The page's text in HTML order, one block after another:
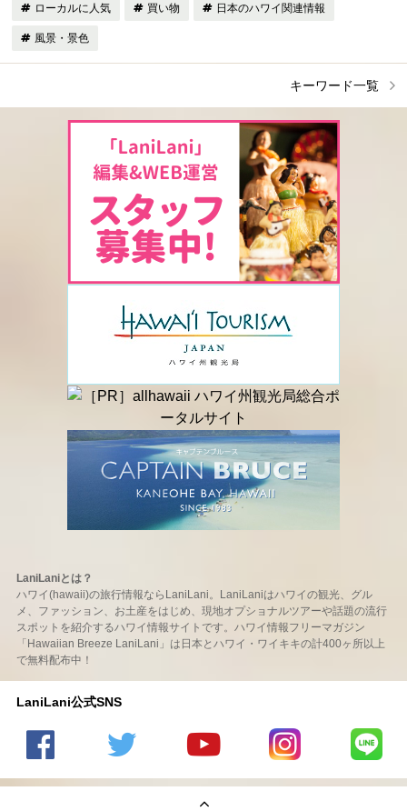
ローカルに人気 買い物 日本のハワイ関連情報
風景・景色
キーワード一覧
LaniLaniとは？
ハワイ(hawaii)の旅行情報ならLaniLani。LaniLaniはハワイの観光、グル
メ、ファッション、お土産をはじめ、現地オプショナルツアーや話題の流行
スポットを紹介するハワイ情報サイトです。ハワイ情報フリーマガジン
「Hawaiian Breeze LaniLani」は日本とハワイ・ワイキキの計400ヶ所以上
で無料配布中！
LaniLani公式SNS
の
のtwitter
の
LaniLani
LaniLani